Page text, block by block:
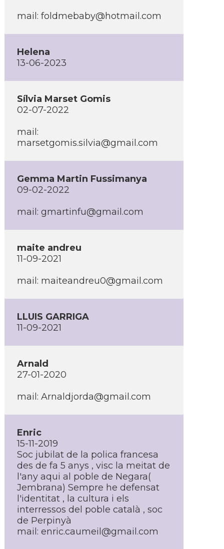
mail: foldmebaby@hotmail.com
Helena
13-06-2023
Sí­lvia Marset Gomis
02-07-2022
mail:
marsetgomis.silvia@gmail.com
Gemma Martin Fussimanya
09-02-2022
mail: gmartinfu@gmail.com
maite andreu
11-09-2021
mail: maiteandreu0@gmail.com
LLUIS GARRIGA
11-09-2021
Arnald
27-01-2020
mail: Arnaldjorda@gmail.com
Enric
15-11-2019
Soc jubilat de la polica francesa
des de fa 5 anys , visc la meitat de
l'any aqui al poble de Negara(
Jembrana) Sempre he defensat
l'identitat , la cultura i els
interressos del poble català , soc
de Perpinyà
mail: enric.caumeil@gmail.com